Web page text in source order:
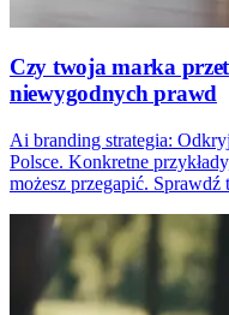
Czy twoja marka
niewygodnych prawd
Ai branding strategia:
Polsce. Konkretne
możesz przegapić. Sprawdź